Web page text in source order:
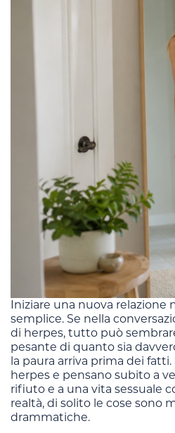
Iniziare una nuova relazione
semplice. Se nella
di herpes, tutto può
pesante di quanto sia
la paura arriva prima dei
herpes e pensano subito a
rifiuto e a una vita sessuale
realtà, di solito le cose sono
drammatiche.